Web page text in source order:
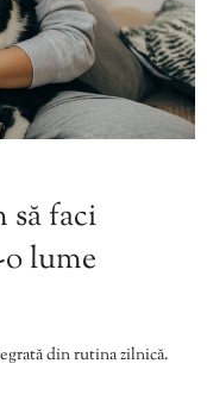
faci
lume
din rutina zilnică.